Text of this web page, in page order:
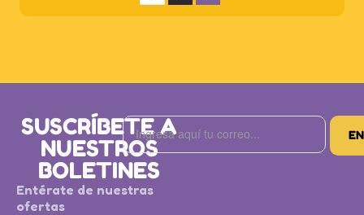
SUSCRÍBETE A
NUESTROS
BOLETINES
Entérate de nuestras
ofertas